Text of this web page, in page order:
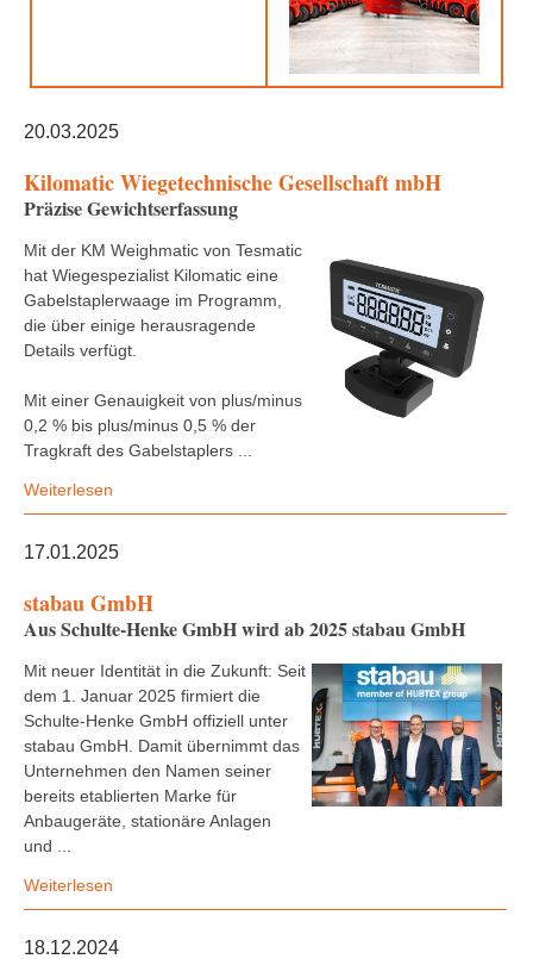
20.03.2025
Kilomatic Wiegetechnische Gesellschaft mbH
Präzise Gewichtserfassung
Mit der KM Weighmatic von Tesmatic
hat Wiegespezialist Kilomatic eine
Gabelstaplerwaage im Programm,
die über einige herausragende
Details verfügt.
Mit einer Genauigkeit von plus/minus
0,2 % bis plus/minus 0,5 % der
Tragkraft des Gabelstaplers ...
Weiterlesen
17.01.2025
stabau GmbH
Aus Schulte-Henke GmbH wird ab 2025 stabau GmbH
Mit neuer Identität in die Zukunft: Seit
dem 1. Januar 2025 firmiert die
Schulte-Henke GmbH offiziell unter
stabau GmbH. Damit übernimmt das
Unternehmen den Namen seiner
bereits etablierten Marke für
Anbaugeräte, stationäre Anlagen
und ...
Weiterlesen
18.12.2024